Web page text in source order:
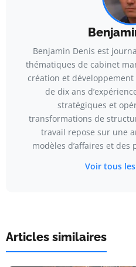
Benjamin Denis est
thématiques de cabinet
création et développement
de dix ans
stratégiques et
transformations de
travail repose sur une
modèles d’affaires et des
Voir tous
Articles similaires